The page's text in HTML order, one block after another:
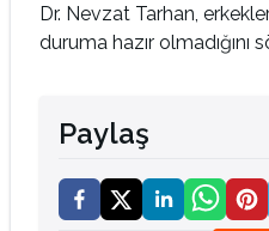
Dr. Nevzat Tarhan,
duruma hazır olmadığını
Paylaş